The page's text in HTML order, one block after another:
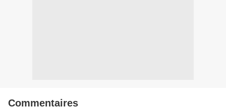
Commentaires